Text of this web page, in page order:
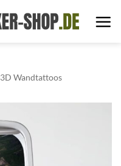
3D Wandtattoos